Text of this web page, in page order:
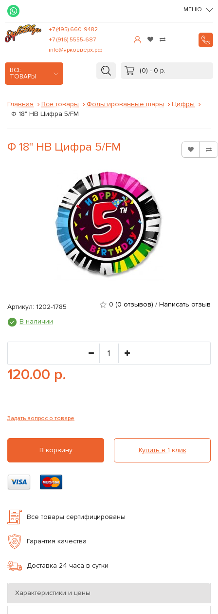
МЕНЮ
+7 (495) 660-9482
+7 (916) 5555-687
info@ярковверх.рф
ВСЕ
ТОВАРЫ
(0) - 0 р.
Главная Все товары Фольгированные шары
Цифры
Ф 18" HB Цифра 5/FM
Ф 18" HB Цифра 5/FM
Артикул: 1202-1785 0 (0 отзывов) / Написать отзыв
В наличии
120.00 р.
Задать вопрос о товаре
В корзину Купить в 1 клик
Все товары сертифицированы
Гарантия качества
Доставка 24 часа в сутки
Характеристики и цены